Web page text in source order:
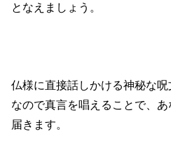
となえましょう。
仏様に直接話しかける神秘な呪
なので真言を唱えることで、
届きます。